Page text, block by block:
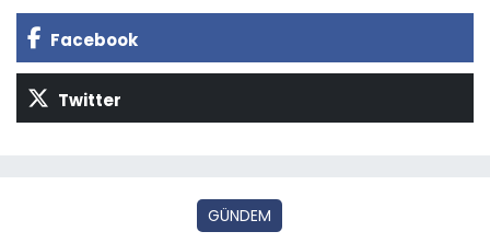
Facebook
Twitter
GÜNDEM